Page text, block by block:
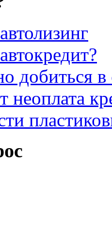
добиться в
неоплата